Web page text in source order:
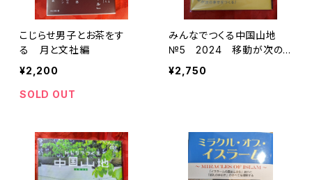
日本：法律・経済・政治関連
海外：法律・経済・政治関連
こじらせ男子とお茶をす
る 月と文社編
¥2,200
SOLD OUT
みんなでつくる中国山地
№5 2024 移動が次の
幸せをつくる！ 中国山地編
集舎
¥2,750